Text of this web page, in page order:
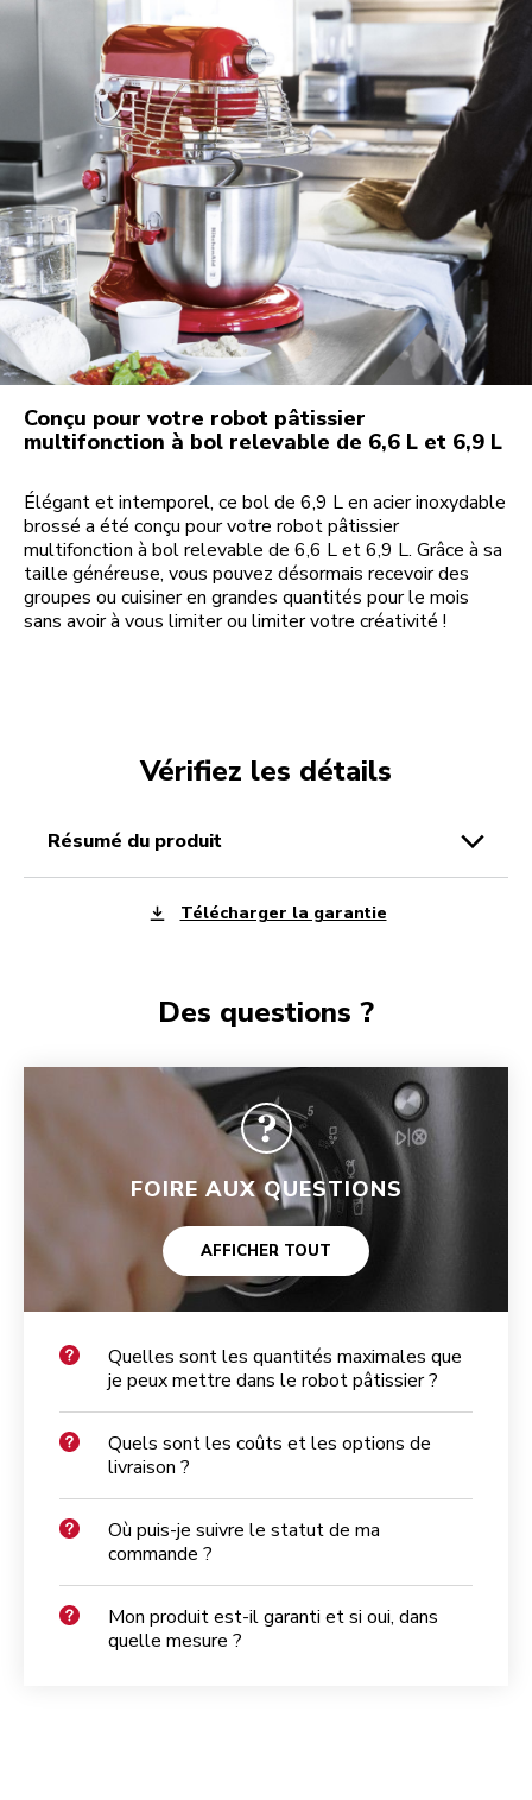
Conçu pour votre robot pâtissier
multifonction à bol relevable de 6,6 L et 6,9 L
Élégant et intemporel, ce bol de 6,9 L en acier inoxydable
brossé a été conçu pour votre robot pâtissier
multifonction à bol relevable de 6,6 L et 6,9 L. Grâce à sa
taille généreuse, vous pouvez désormais recevoir des
groupes ou cuisiner en grandes quantités pour le mois
sans avoir à vous limiter ou limiter votre créativité !
Vérifiez les détails
résumé du produit
Télécharger la garantie
Des questions ?
FOIRE AUX QUESTIONS
AFFICHER TOUT
Quelles sont les quantités maximales que
je peux mettre dans le robot pâtissier ?
Quels sont les coûts et les options de
livraison ?
Où puis-je suivre le statut de ma
commande ?
Mon produit est-il garanti et si oui, dans
quelle mesure ?